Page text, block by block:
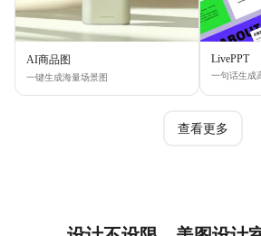
AI商品图
一键生成海量场景图
LivePPT
一句话生成
查看更多